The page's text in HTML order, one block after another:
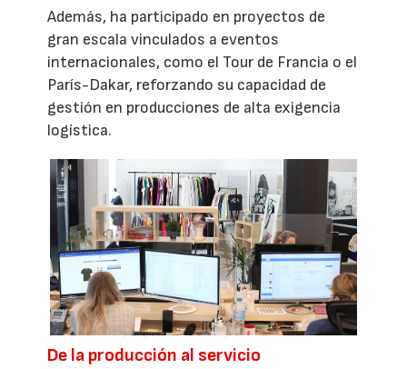
Además, ha participado en proyectos de
gran escala vinculados a eventos
internacionales, como el Tour de Francia o el
París-Dakar, reforzando su capacidad de
gestión en producciones de alta exigencia
logística.
De la producción al servicio